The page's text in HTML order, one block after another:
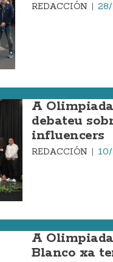
REDACCIÓN
A
debateu
influencers
REDACCIÓN
A
Blanco xa